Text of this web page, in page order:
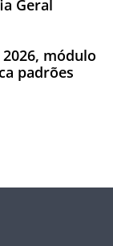
Geral
módulo
padrões